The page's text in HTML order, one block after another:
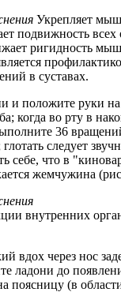
Укрепляет
подвижность всех
ригидность
в суставах.
и положите руки
когда во рту в
36
следует
себе, что в
жемчужина
внутренних
вдох через нос
ладони до
поясницу (в